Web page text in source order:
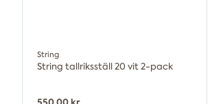
String
String tallriksställ 20 vit 2-pack